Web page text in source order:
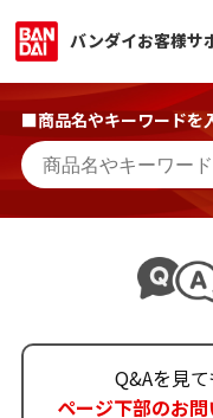
バンダイお客様サ
■商品名やキーワードを
Q&Aを見
ページ下部のお